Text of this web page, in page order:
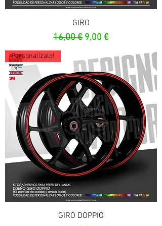
GIRO
Prix original
16,00 € Prix promotionnel
9,00 €
Personalízalo!
GIRO DOPPIO